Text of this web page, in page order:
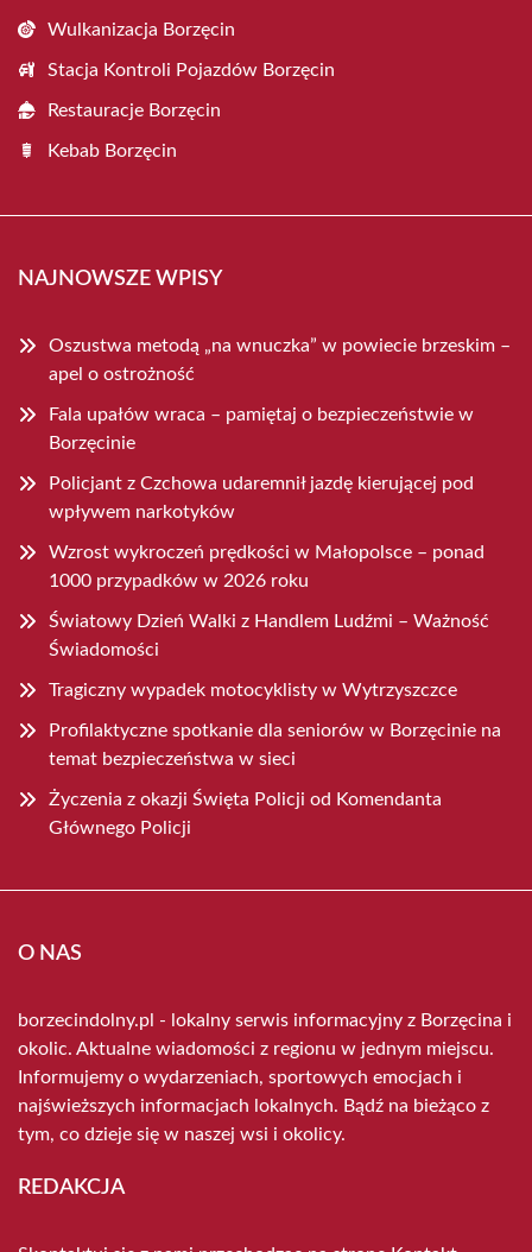
Wulkanizacja Borzęcin
Stacja Kontroli Pojazdów Borzęcin
Restauracje Borzęcin
Kebab Borzęcin
NAJNOWSZE WPISY
Oszustwa metodą „na wnuczka” w powiecie brzeskim –
apel o ostrożność
Fala upałów wraca – pamiętaj o bezpieczeństwie w
Borzęcinie
Policjant z Czchowa udaremnił jazdę kierującej pod
wpływem narkotyków
Wzrost wykroczeń prędkości w Małopolsce – ponad
1000 przypadków w 2026 roku
Światowy Dzień Walki z Handlem Ludźmi – Ważność
Świadomości
Tragiczny wypadek motocyklisty w Wytrzyszczce
Profilaktyczne spotkanie dla seniorów w Borzęcinie na
temat bezpieczeństwa w sieci
Życzenia z okazji Święta Policji od Komendanta
Głównego Policji
O NAS
borzecindolny.pl - lokalny serwis informacyjny z Borzęcina i
okolic. Aktualne wiadomości z regionu w jednym miejscu.
Informujemy o wydarzeniach, sportowych emocjach i
najświeższych informacjach lokalnych. Bądź na bieżąco z
tym, co dzieje się w naszej wsi i okolicy.
REDAKCJA